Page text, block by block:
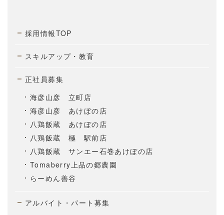
採用情報TOP
スキルアップ・教育
正社員募集
海彦山彦 立町店
海彦山彦 あけぼの店
八鶏飯蔵 あけぼの店
八鶏飯蔵 極 駅前店
八鶏飯蔵 サンエー石巻あけぼの店
Tomaberry上品の郷農園
らーめん善谷
アルバイト・パート募集